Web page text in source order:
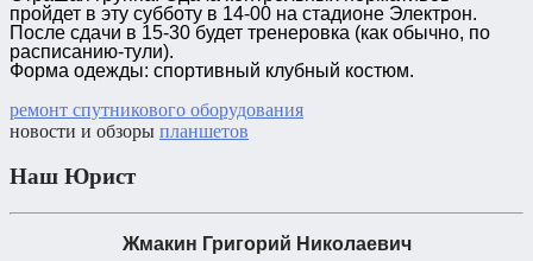
пройдет в эту субботу в 14-00 на стадионе Электрон.
После сдачи в 15-30 будет тренеровка (как обычно, по
расписанию-тули).
Форма одежды: спортивный клубный костюм.
ремонт спутникового оборудования
новости и обзоры планшетов
Наш Юрист
Жмакин Григорий Николаевич